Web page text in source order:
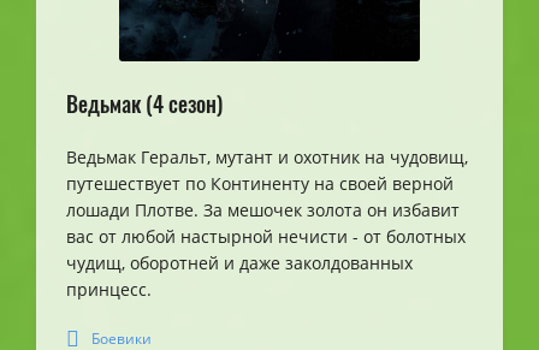
Ведьмак (4 сезон)
Ведьмак Геральт, мутант и охотник на чудовищ,
путешествует по Континенту на своей верной
лошади Плотве. За мешочек золота он избавит
вас от любой настырной нечисти - от болотных
чудищ, оборотней и даже заколдованных
принцесс.
Боевики